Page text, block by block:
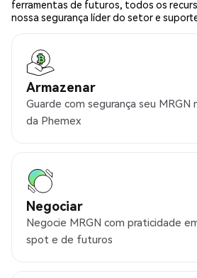
ferramentas de futuros, todos os
nossa segurança líder do setor e
Armazenar
Guarde com segurança seu MRGN
da Phemex
Negociar
Negocie MRGN com praticidade
spot e de futuros